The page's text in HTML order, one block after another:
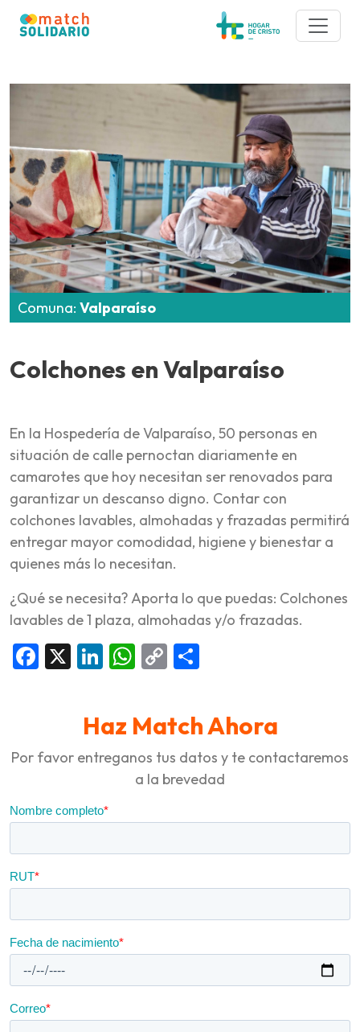
Comuna: Valparaíso
Colchones en Valparaíso
En la Hospedería de Valparaíso, 50 personas en
situación de calle pernoctan diariamente en
camarotes que hoy necesitan ser renovados para
garantizar un descanso digno. Contar con
colchones lavables, almohadas y frazadas permitirá
entregar mayor comodidad, higiene y bienestar a
quienes más lo necesitan.
¿Qué se necesita? Aporta lo que puedas: Colchones
lavables de 1 plaza, almohadas y/o frazadas.
Facebook
X LinkedIn
WhatsApp
Copy
Haz Match Ahora
Por favor entreganos tus datos y te contactaremos
a la brevedad